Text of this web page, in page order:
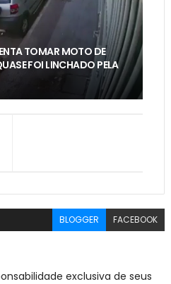
TOMAR MOTO DE
FOI LINCHADO PELA
BLOGGER FACEBOOK
exclusiva de seus